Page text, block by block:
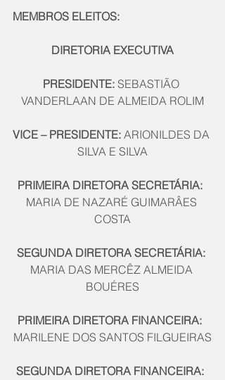
MEMBROS ELEITOS:
DIRETORIA EXECUTIVA
PRESIDENTE: SEBASTIÃO
VANDERLAAN DE ALMEIDA ROLIM
VICE – PRESIDENTE: ARIONILDES DA
SILVA E SILVA
PRIMEIRA DIRETORA SECRETÁRIA:
MARIA DE NAZARÉ GUIMARÂES
COSTA
SEGUNDA DIRETORA SECRETÁRIA:
MARIA DAS MERCÊZ ALMEIDA
BOUÉRES
PRIMEIRA DIRETORA FINANCEIRA:
MARILENE DOS SANTOS FILGUEIRAS
SEGUNDA DIRETORA FINANCEIRA: